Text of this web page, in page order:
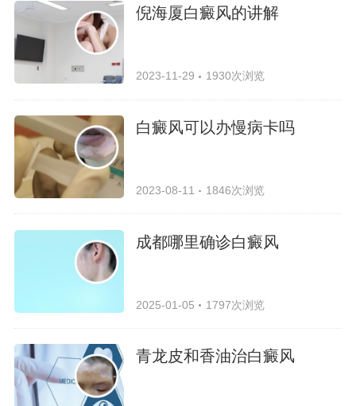
倪海厦白癜风的讲解
2023-11-29 1930次浏览
白癜风可以办慢病卡吗
2023-08-11 1846次浏览
成都哪里确诊白癜风
2025-01-05 1797次浏览
青龙皮和香油治白癜风